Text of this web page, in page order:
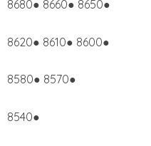
8680● 8660● 8650●
8620● 8610● 8600●
8580● 8570●
8540●